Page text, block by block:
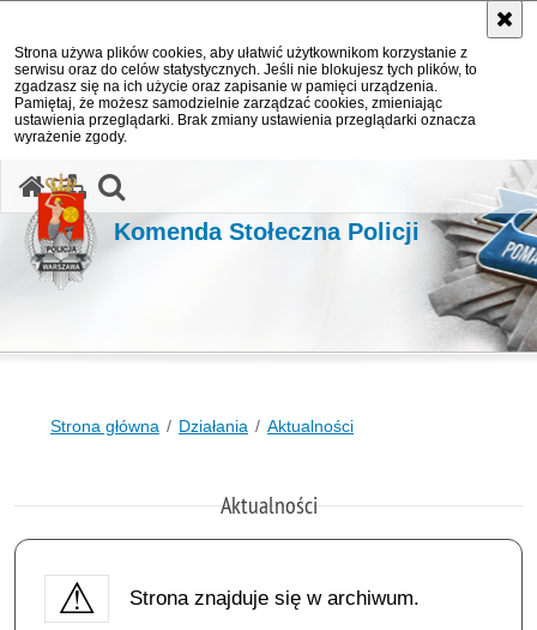
Strona używa plików cookies, aby ułatwić użytkownikom korzystanie z
serwisu oraz do celów statystycznych. Jeśli nie blokujesz tych plików, to
zgadzasz się na ich użycie oraz zapisanie w pamięci urządzenia.
Pamiętaj, że możesz samodzielnie zarządzać cookies, zmieniając
ustawienia przeglądarki. Brak zmiany ustawienia przeglądarki oznacza
wyrażenie zgody.
Komenda Stołeczna Policji
Strona główna Działania Aktualności
Aktualności
Strona znajduje się w archiwum.